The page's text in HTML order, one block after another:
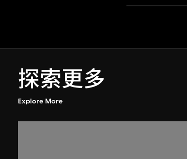
探索更多
Explore More